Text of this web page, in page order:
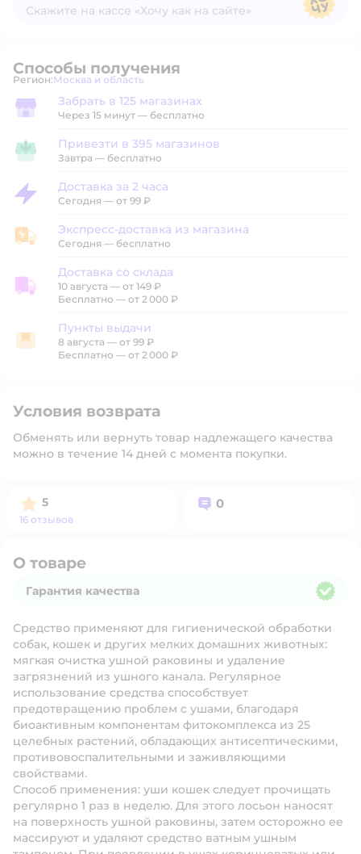
Скажите на кассе «Хочу как на сайте»
Способы получения
Регион: Выбор адреса доставки.
Москва и область
Забрать в магазине
Забрать в 125 магазинах
Через 15 минут — бесплатно
Привезти в магазин
Привезти в 395 магазинов
Завтра — бесплатно
Доставка за 2 часа
Доставка за 2 часа
Сегодня — от 99 ₽
Экспресс-доставка из магазина
Экспресс-доставка из магазина
Сегодня — бесплатно
Доставка со склада
Доставка со склада
10 августа — от 149 ₽
Бесплатно — от 2 000 ₽
Пункты выдачи
Пункты выдачи
8 августа — от 99 ₽
Бесплатно — от 2 000 ₽
Условия возврата
Обменять или вернуть товар надлежащего качества
можно в течение 14 дней с момента покупки.
Рейтинг:
5
16 отзывов
Вопросов:
0
О товаре
Гарантия качества
Средство применяют для гигиенической обработки
собак, кошек и других мелких домашних животных:
мягкая очистка ушной раковины и удаление
загрязнений из ушного канала. Регулярное
использование средства способствует
предотвращению проблем с ушами, благодаря
биоактивным компонентам фитокомплекса из 25
целебных растений, обладающих антисептическими,
противовоспалительными и заживляющими
свойствами.
Способ применения: уши кошек следует прочищать
регулярно 1 раз в неделю. Для этого лосьон наносят
на поверхность ушной раковины, затем осторожно ее
массируют и удаляют средство ватным ушным